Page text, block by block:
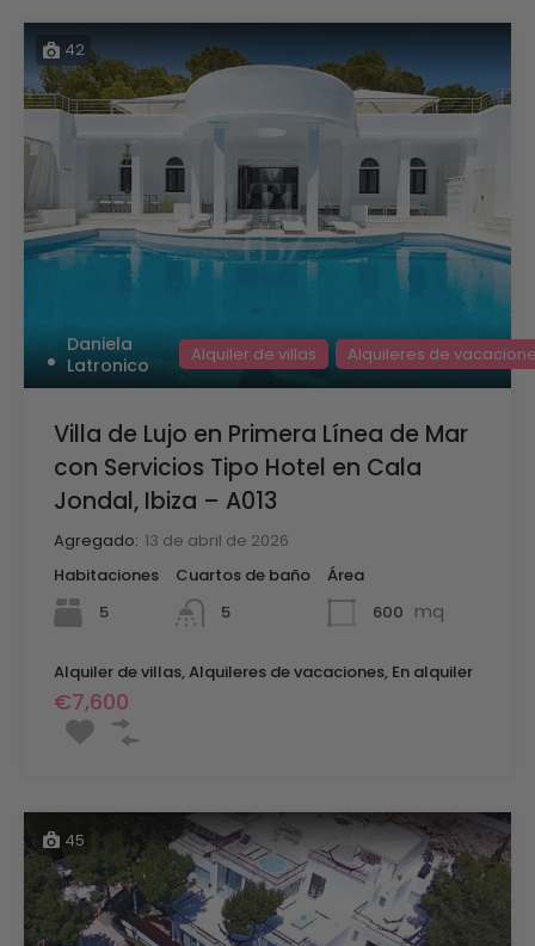
42
Daniela
Latronico
Alquiler de villas Alquileres de
Villa de Lujo en Primera Línea de Mar
con Servicios Tipo Hotel en Cala
Jondal, Ibiza – A013
Agregado: 13 de abril de 2026
Habitaciones
5
Cuartos de baño
5
Área
600 mq
Alquiler de villas, Alquileres de vacaciones, En alquiler
€7,600
45